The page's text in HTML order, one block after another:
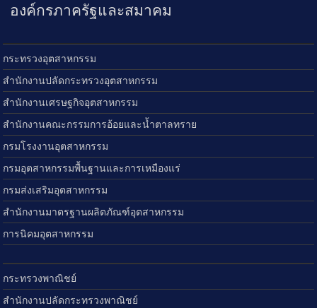
องค์กรภาครัฐและสมาคม
กระทรวงอุตสาหกรรม
สำนักงานปลัดกระทรวงอุตสาหกรรม
สำนักงานเศรษฐกิจอุตสาหกรรม
สำนักงานคณะกรรมการอ้อยและน้ำตาลทราย
กรมโรงงานอุตสาหกรรม
กรมอุตสาหกรรมพื้นฐานและการเหมืองแร่
กรมส่งเสริมอุตสาหกรรม
สำนักงานมาตรฐานผลิตภัณฑ์อุตสาหกรรม
การนิคมอุตสาหกรรม
กระทรวงพาณิชย์
สำนักงานปลัดกระทรวงพาณิชย์